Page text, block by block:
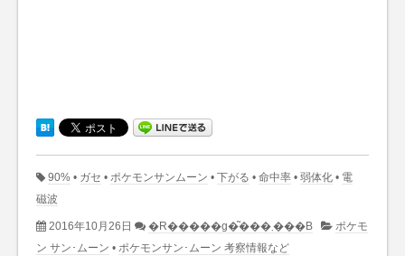
90% • ガセ • ポケモンサンムーン • 下がる • 命中率 • 弱体化 • 電
磁波
2016年10月26日 �R�����g�͂���܂���B
ポケモ
ン サン･ムーン • ポケモンサン･ムーン 考察情報など